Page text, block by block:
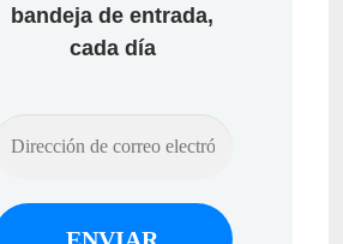
bandeja de entrada,
cada día